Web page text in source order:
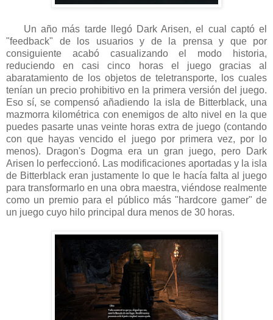
Un año más tarde llegó Dark Arisen, el cual captó el
"feedback" de los usuarios y de la prensa y que por
consiguiente acabó casualizando el modo historia,
reduciendo en casi cinco horas el juego gracias al
abaratamiento de los objetos de teletransporte, los cuales
tenían un precio prohibitivo en la primera versión del juego.
Eso sí, se compensó añadiendo la isla de Bitterblack, una
mazmorra kilométrica con enemigos de alto nivel en la que
puedes pasarte unas veinte horas extra de juego (contando
con que hayas vencido el juego por primera vez, por lo
menos). Dragon's Dogma era un gran juego, pero Dark
Arisen lo perfeccionó. Las modificaciones aportadas y la isla
de Bitterblack eran justamente lo que le hacía falta al juego
para transformarlo en una obra maestra, viéndose realmente
como un premio para el público más "hardcore gamer" de
un juego cuyo hilo principal dura menos de 30 horas.